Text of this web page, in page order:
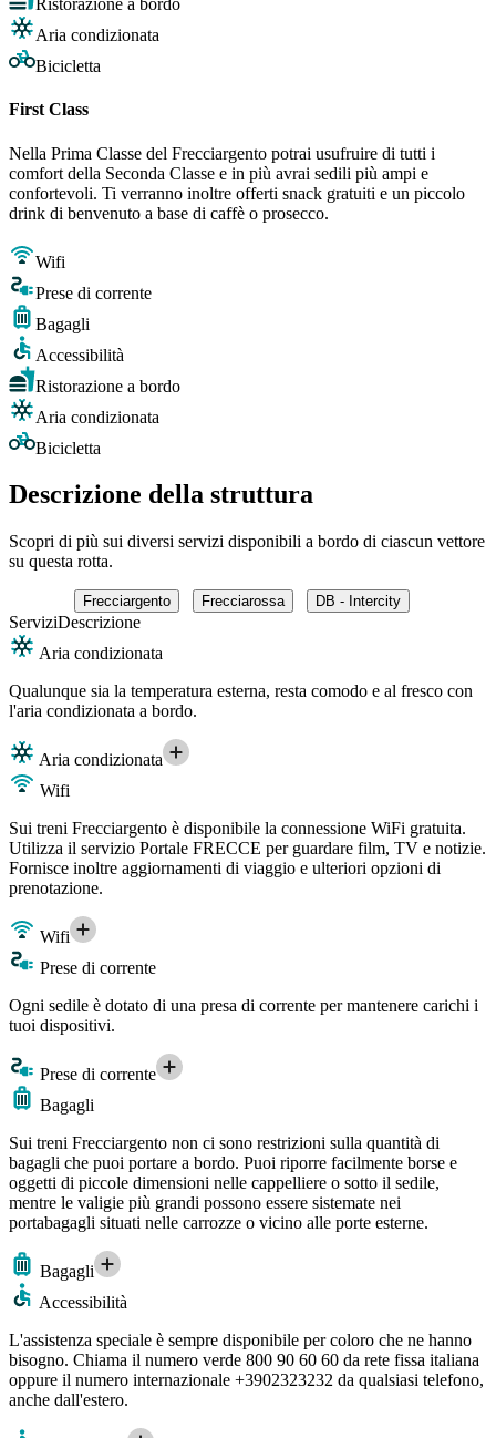
Ristorazione a bordo
Aria condizionata
Bicicletta
First Class
Nella Prima Classe del Frecciargento potrai usufruire di tutti i
comfort della Seconda Classe e in più avrai sedili più ampi e
confortevoli. Ti verranno inoltre offerti snack gratuiti e un piccolo
drink di benvenuto a base di caffè o prosecco.
Wifi
Prese di corrente
Bagagli
Accessibilità
Ristorazione a bordo
Aria condizionata
Bicicletta
Descrizione della struttura
Scopri di più sui diversi servizi disponibili a bordo di ciascun vettore
su questa rotta.
Frecciargento Frecciarossa DB - Intercity
ServiziDescrizione
Aria condizionata
Qualunque sia la temperatura esterna, resta comodo e al fresco con
l'aria condizionata a bordo.
Aria condizionata
Wifi
Sui treni Frecciargento è disponibile la connessione WiFi gratuita.
Utilizza il servizio Portale FRECCE per guardare film, TV e notizie.
Fornisce inoltre aggiornamenti di viaggio e ulteriori opzioni di
prenotazione.
Wifi
Prese di corrente
Ogni sedile è dotato di una presa di corrente per mantenere carichi i
tuoi dispositivi.
Prese di corrente
Bagagli
Sui treni Frecciargento non ci sono restrizioni sulla quantità di
bagagli che puoi portare a bordo. Puoi riporre facilmente borse e
oggetti di piccole dimensioni nelle cappelliere o sotto il sedile,
mentre le valigie più grandi possono essere sistemate nei
portabagagli situati nelle carrozze o vicino alle porte esterne.
Bagagli
Accessibilità
L'assistenza speciale è sempre disponibile per coloro che ne hanno
bisogno. Chiama il numero verde 800 90 60 60 da rete fissa italiana
oppure il numero internazionale +3902323232 da qualsiasi telefono,
anche dall'estero.